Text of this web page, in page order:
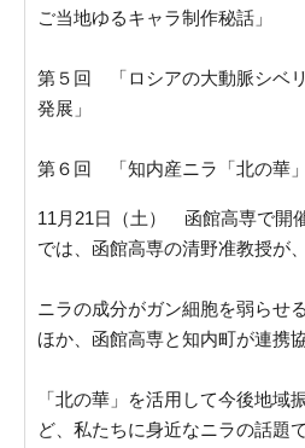
ご当地ゆるキャラ制作秘話」
第５回 「ロシアの大動脈シベ
発展」
第６回 「知内産ニラ「北の華」
11月21日（土） 函館高専で開
では、函館高専の清野准教授が、
ニラの成分がガン細胞を弱らせ
ほか、函館高専と知内町が連携
「北の華」を活用して今後地域
ど、私たちに身近なニラの話題